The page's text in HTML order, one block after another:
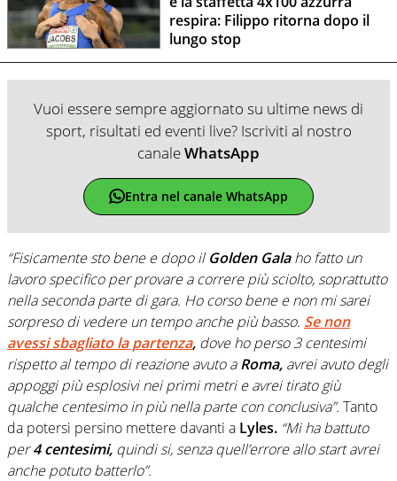
respira: Filippo ritorna dopo il
lungo stop
Vuoi essere sempre aggiornato su ultime news di
sport, risultati ed eventi live? Iscriviti al nostro
canaleWhatsApp
Entra nel canale WhatsApp
“Fisicamente sto bene e dopo il Golden Galaho fatto un
lavoro specifico per provare a correre più sciolto, soprattutto
nella seconda parte di gara. Ho corso bene e non mi sarei
sorpreso di vedere un tempo anche più basso. Se non
avessi sbagliato la partenza, dove ho perso 3 centesimi
rispetto al tempo di reazione avuto aRoma, avrei avuto degli
appoggi più esplosivi nei primi metri e avrei tirato giù
qualche centesimo in più nella parte con conclusiva”. Tanto
da potersi persino mettere davanti a Lyles. “Mi ha battuto
per4 centesimi, quindi si, senza quell’errore allo start avrei
anche potuto batterlo”.